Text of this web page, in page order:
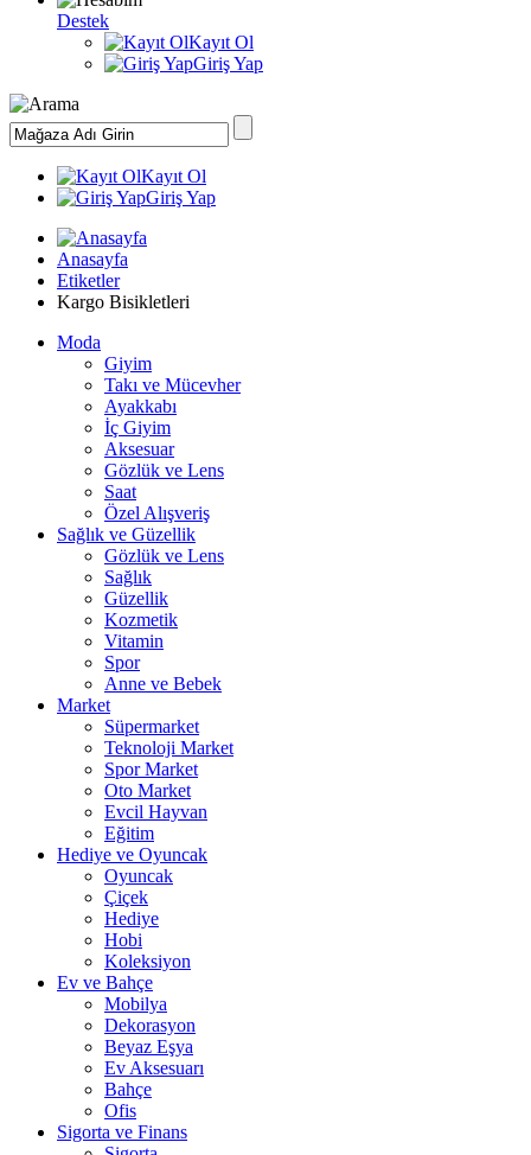
Destek
Kayıt Ol
Giriş Yap
Kayıt Ol
Giriş Yap
Anasayfa
Etiketler
Kargo Bisikletleri
Moda
Giyim
Takı ve Mücevher
Ayakkabı
İç Giyim
Aksesuar
Gözlük ve Lens
Saat
Özel Alışveriş
Sağlık ve Güzellik
Gözlük ve Lens
Sağlık
Güzellik
Kozmetik
Vitamin
Spor
Anne ve Bebek
Market
Süpermarket
Teknoloji Market
Spor Market
Oto Market
Evcil Hayvan
Eğitim
Hediye ve Oyuncak
Oyuncak
Çiçek
Hediye
Hobi
Koleksiyon
Ev ve Bahçe
Mobilya
Dekorasyon
Beyaz Eşya
Ev Aksesuarı
Bahçe
Ofis
Sigorta ve Finans